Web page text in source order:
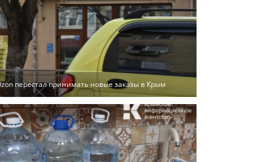
перестал принимать новые заказы в Крым